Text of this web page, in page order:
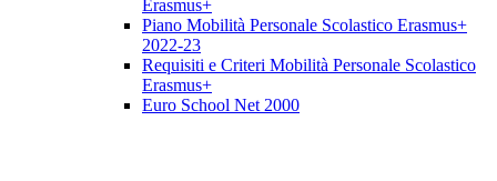
Erasmus+
Piano Mobilità Personale Scolastico Erasmus+
2022-23
Requisiti e Criteri Mobilità Personale Scolastico
Erasmus+
Euro School Net 2000